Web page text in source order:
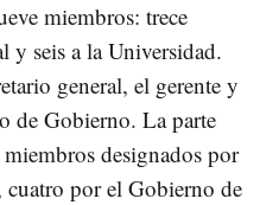
miembros: trece
y seis a la Universidad.
general, el gerente y
de Gobierno. La parte
designados por
cuatro por el Gobierno de